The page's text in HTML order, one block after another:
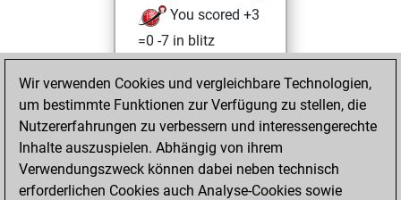
You scored +3
=0 -7 in blitz
Mittwoch,
Oktober 13, 2021
You won
against Fritz
Fritz
You achieved a
Wir verwenden Cookies und vergleichbare Technologien,
um bestimmte Funktionen zur Verfügung zu stellen, die
Nutzererfahrungen zu verbessern und interessengerechte
Inhalte auszuspielen. Abhängig von ihrem
Verwendungszweck können dabei neben technisch
erforderlichen Cookies auch Analyse-Cookies sowie